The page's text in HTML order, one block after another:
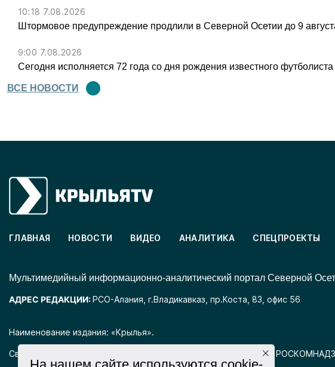
10:18 7.08.2026
Штормовое предупреждение продлили в Северной Осетии до 9
9:00 7.08.2026
Сегодня исполняется 72 года со дня рождения известного
ВСЕ НОВОСТИ
Наименование издания: «Крылья».
Свидетельство о регистрации СМИ ЭЛ № ФС77-72025 выдано
ГЛАВНАЯ НОВОСТИ ВИДЕО АНАЛИТИКА СПЕЦПРОЕКТЫ
Mультимедийный информационно-аналитический портал Северной
АДРЕС РЕДАКЦИИ:РСО-Алания, г.Владикавказ, пр.Коста, 83, офис 56